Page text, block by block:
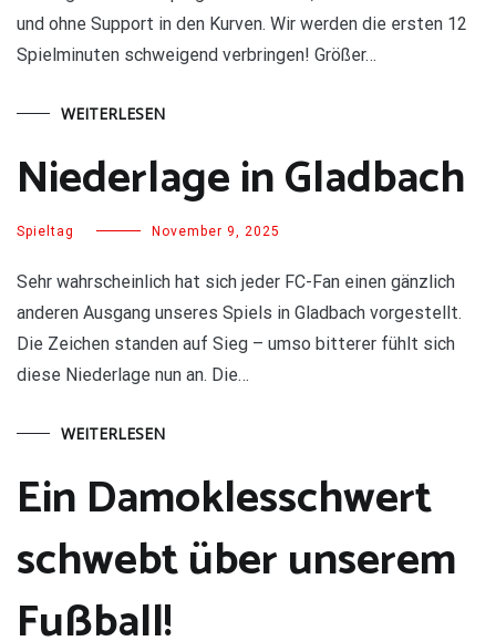
und ohne Support in den Kurven. Wir werden die ersten 12
Spielminuten schweigend verbringen! Größer…
WEITERLESEN
Niederlage in Gladbach
Spieltag November 9, 2025
Sehr wahrscheinlich hat sich jeder FC-Fan einen gänzlich
anderen Ausgang unseres Spiels in Gladbach vorgestellt.
Die Zeichen standen auf Sieg – umso bitterer fühlt sich
diese Niederlage nun an. Die…
WEITERLESEN
Ein Damoklesschwert
schwebt über unserem
Fußball!